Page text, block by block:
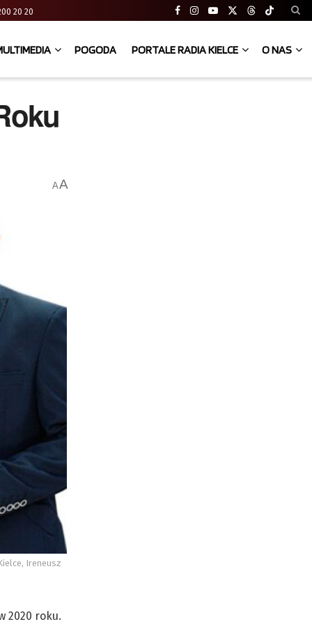
200 20 20
POGODA PORTALE RADIA KIELCE O NAS
AA
Ireneusz
2020 roku.